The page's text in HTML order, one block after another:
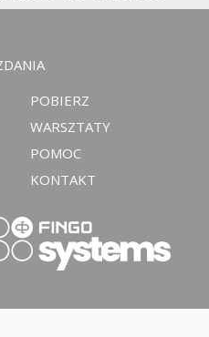
POBIERZ
WARSZTATY
POMOC
KONTAKT